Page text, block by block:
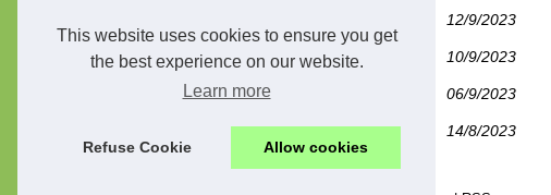
This website uses cookies to ensure you get
the best experience on our website.
Learn more
Refuse Cookie Allow cookies
12/9/2023
10/9/2023
06/9/2023
14/8/2023